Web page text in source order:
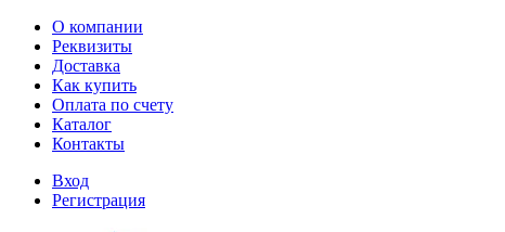
О компании
Реквизиты
Доставка
Как купить
Оплата по счету
Каталог
Контакты
Вход
Регистрация